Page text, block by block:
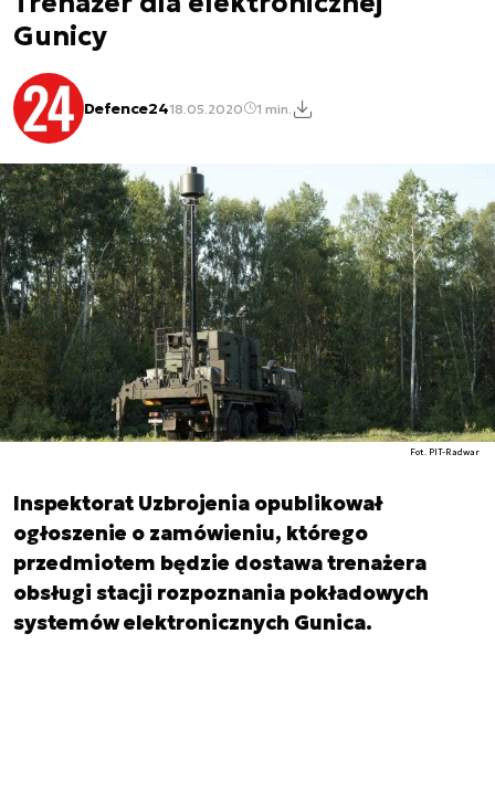
Gunicy
Defence2418.05.2020 1 min.
Fot. PIT-Radwar
Inspektorat Uzbrojenia opublikował
ogłoszenie o zamówieniu, którego
przedmiotem będzie dostawa trenażera
obsługi stacji rozpoznania pokładowych
systemów elektronicznych Gunica.